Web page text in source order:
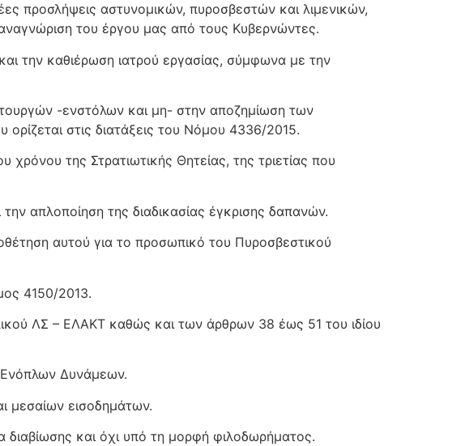
προσλήψεις αστυνομικών, πυροσβεστών και λιμενικών,
του έργου μας από τους Κυβερνώντες.
την καθιέρωση ιατρού εργασίας, σύμφωνα με την
-ενστόλων και μη- στην αποζημίωση των
στις διατάξεις του Νόμου 4336/2015.
της Στρατιωτικής Θητείας, της τριετίας που
απλοποίηση της διαδικασίας έγκρισης δαπανών.
αυτού για το προσωπικό του Πυροσβεστικού
4150/2013.
ΛΣ – ΕΛΑΚΤ καθώς και των άρθρων 38 έως 51 του ιδίου
Δυνάμεων.
μεσαίων εισοδημάτων.
και όχι υπό τη μορφή φιλοδωρήματος.